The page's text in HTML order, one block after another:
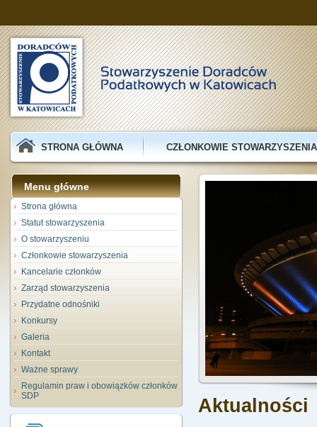
STRONA GŁÓWNA CZŁONKOWIE STOWARZYSZENIA
Menu główne
Strona główna
Statut stowarzyszenia
O stowarzyszeniu
Członkowie stowarzyszenia
Kancelarie członków
Zarząd stowarzyszenia
Przydatne odnośniki
Konkursy
Galeria
Kontakt
Ważne sprawy
Regulamin praw i obowiązków członków
SDP
Aktualności